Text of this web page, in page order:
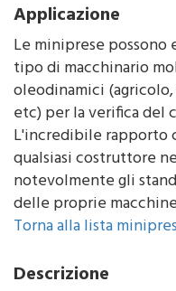
Applicazione
Le miniprese possono
tipo di macchinario
oleodinamici
etc) per la verifica
L'incredibile rapporto
qualsiasi costruttore
notevolmente gli
delle proprie
Torna alla lista
Descrizione